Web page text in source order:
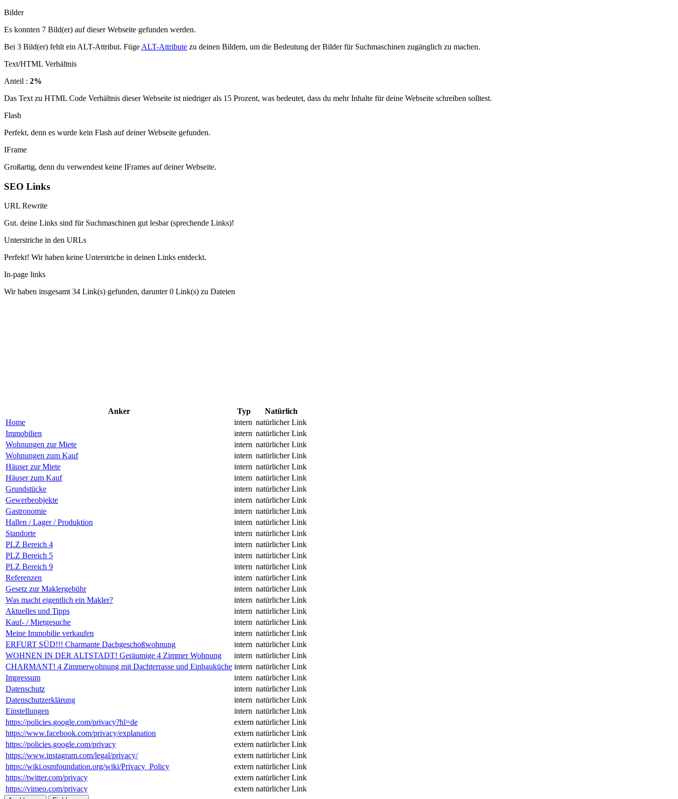
Bilder
Es konnten 7 Bild(er) auf dieser Webseite gefunden werden.
Bei 3 Bild(er) fehlt ein ALT-Attribut. Füge ALT-Attribute zu deinen Bildern, um die Bedeutung der Bilder für Suchmaschinen zugänglich zu machen.
Text/HTML Verhältnis
Anteil : 2%
Das Text zu HTML Code Verhältnis dieser Webseite ist niedriger als 15 Prozent, was bedeutet, dass du mehr Inhalte für deine Webseite schreiben solltest.
Flash
Perfekt, denn es wurde kein Flash auf deiner Webseite gefunden.
IFrame
Großartig, denn du verwendest keine IFrames auf deiner Webseite.
SEO Links
URL Rewrite
Gut. deine Links sind für Suchmaschinen gut lesbar (sprechende Links)!
Unterstriche in den URLs
Perfekt! Wir haben keine Unterstriche in deinen Links entdeckt.
In-page links
Wir haben insgesamt 34 Link(s) gefunden, darunter 0 Link(s) zu Dateien
Anker Typ
Natürlich
Home
intern natürlicher Link
Immobilien
intern natürlicher Link
Wohnungen zur Miete
intern natürlicher Link
Wohnungen zum Kauf
intern natürlicher Link
Häuser zur Miete
intern natürlicher Link
Häuser zum Kauf
intern natürlicher Link
Grundstücke
intern natürlicher Link
Gewerbeobjekte
intern natürlicher Link
Gastronomie
intern natürlicher Link
Hallen / Lager / Produktion
intern natürlicher Link
Standorte
intern natürlicher Link
PLZ Bereich 4
intern natürlicher Link
PLZ Bereich 5
intern natürlicher Link
PLZ Bereich 9
intern natürlicher Link
Referenzen
intern natürlicher Link
Gesetz zur Maklergebühr
intern natürlicher Link
Was macht eigentlich ein Makler?
intern natürlicher Link
Aktuelles und Tipps
intern natürlicher Link
Kauf- / Mietgesuche
intern natürlicher Link
Meine Immobilie verkaufen
intern natürlicher Link
ERFURT SÜD!!! Charmante Dachgeschoßwohnung
intern natürlicher Link
WOHNEN IN DER ALTSTADT! Geräumige 4 Zimmer Wohnung
intern natürlicher Link
CHARMANT! 4 Zimmerwohnung mit Dachterrasse und Einbauküche intern natürlicher Link
Impressum
intern natürlicher Link
Datenschutz
intern natürlicher Link
Datenschutzerklärung
intern natürlicher Link
Einstellungen
intern natürlicher Link
https://policies.google.com/privacy?hl=de
extern natürlicher Link
https://www.facebook.com/privacy/explanation
extern natürlicher Link
https://policies.google.com/privacy
extern natürlicher Link
https://www.instagram.com/legal/privacy/
extern natürlicher Link
https://wiki.osmfoundation.org/wiki/Privacy_Policy
extern natürlicher Link
https://twitter.com/privacy
extern natürlicher Link
https://vimeo.com/privacy
extern natürlicher Link